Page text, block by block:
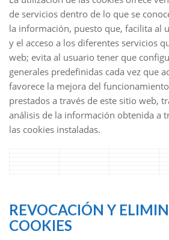
de servicios dentro de lo que se
la información, puesto que, facilita al
y el acceso a los diferentes servicios
web; evita al usuario tener que
generales predefinidas cada vez que
favorece la mejora del
prestados a través de este sitio web,
análisis de la información obtenida a
las cookies instaladas.
REVOCACIÓN Y
COOKIES